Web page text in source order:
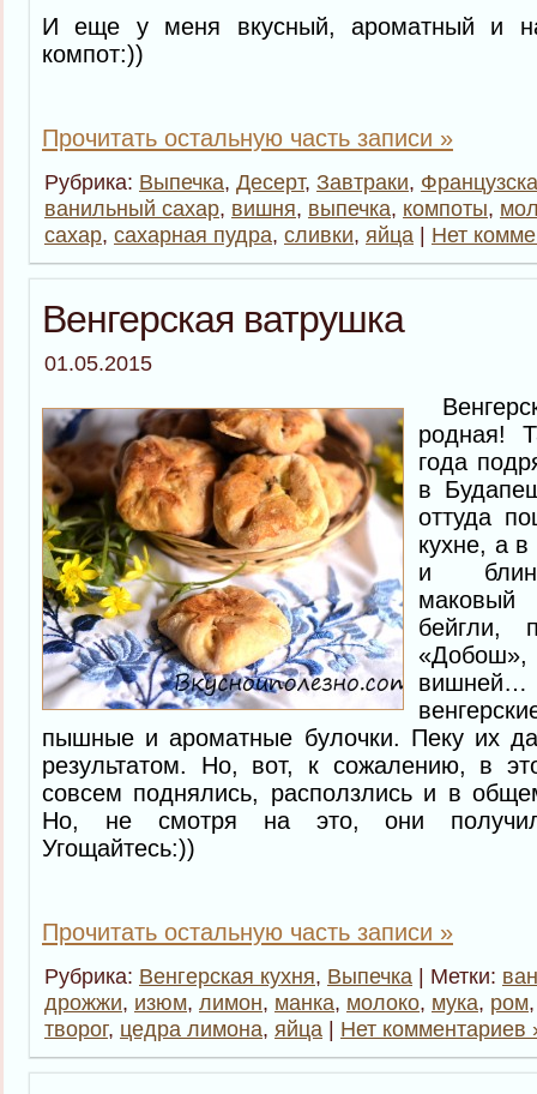
И еще у меня вкусный, ароматный и
компот:))
Прочитать остальную часть записи »
Рубрика: Выпечка, Десерт, Завтраки,
ванильный сахар, вишня, выпечка, компоты,
сахар, сахарная пудра, сливки, яйца | Нет
Венгерская ватрушка
01.05.2015
родная!
года
в
оттуда
кухне, а в
и
бейгли,
пышные и ароматные булочки. Пеку их
результатом. Но, вот, к сожалению, в
совсем поднялись, расползлись и в
Но, не смотря на это, они
Угощайтесь:))
Прочитать остальную часть записи »
Рубрика: Венгерская кухня, Выпечка | Метки:
дрожжи, изюм, лимон, манка, молоко, мука, ром
творог, цедра лимона, яйца | Нет комментариев